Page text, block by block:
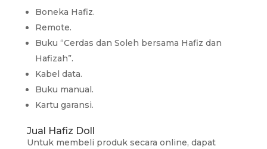
Boneka Hafiz.
Remote.
Buku “Cerdas dan Soleh bersama Hafiz dan
Hafizah”.
Kabel data.
Buku manual.
Kartu garansi.
Jual Hafiz Doll
Untuk membeli produk secara online, dapat